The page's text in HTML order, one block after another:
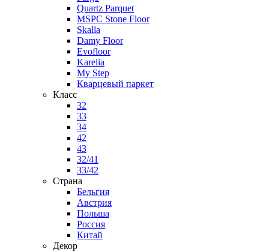
Quartz Parquet
MSPC Stone Floor
Skalla
Damy Floor
Evofloor
Karelia
My Step
Кварцевый паркет
Класс
32
33
34
42
43
32/41
33/42
Страна
Бельгия
Австрия
Польша
Россия
Китай
Декор